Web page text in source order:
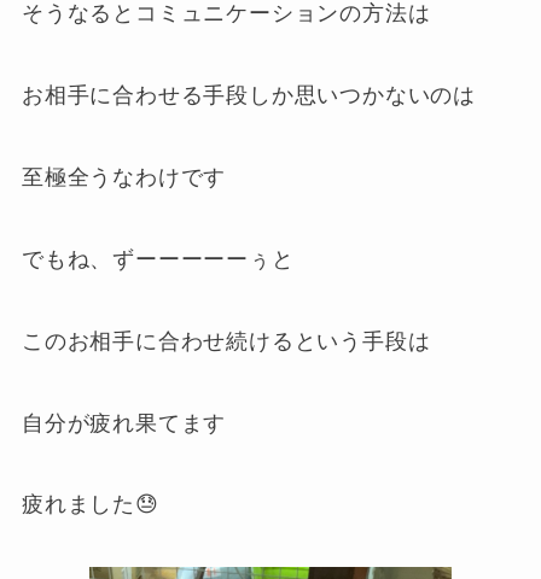
そうなるとコミュニケーションの方法は
お相手に合わせる手段しか思いつかないのは
至極全うなわけです
でもね、ずーーーーーぅと
このお相手に合わせ続けるという手段は
自分が疲れ果てます
疲れました😓